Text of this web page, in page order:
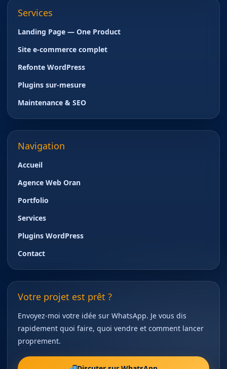
Services
Landing Page — One Product
Site e-commerce complet
Refonte WordPress
Plugins sur-mesure
Maintenance & SEO
Navigation
Accueil
Agence Web Oran
Portfolio
Services
Plugins WordPress
Contact
Votre projet est prêt ?
Envoyez-moi votre idée sur WhatsApp. Je vous dis
rapidement quoi faire, quoi vendre et comment lancer
proprement.